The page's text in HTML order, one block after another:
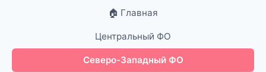
🏠 Главная
Центральный ФО
Северо-Западный ФО